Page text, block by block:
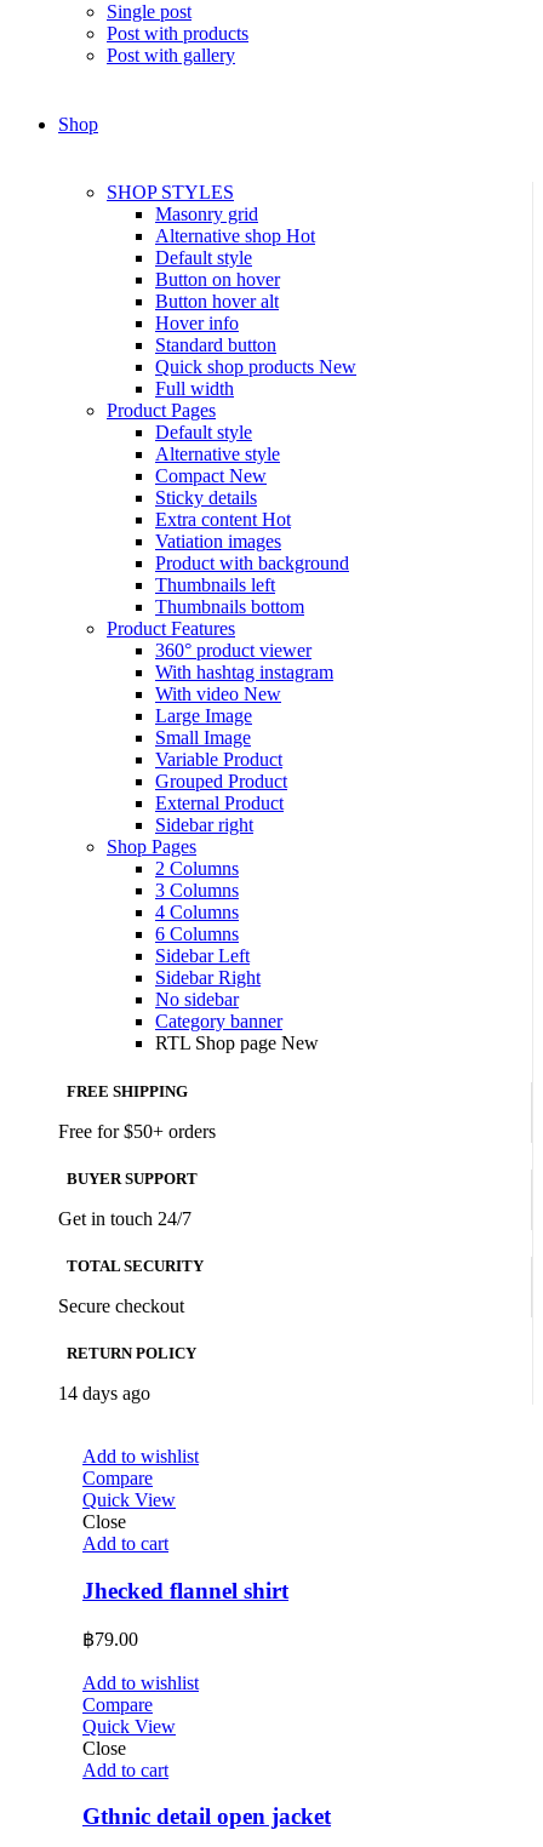
Single post
Post with products
Post with gallery
Shop
SHOP STYLES
Masonry grid
Alternative shop Hot
Default style
Button on hover
Button hover alt
Hover info
Standard button
Quick shop products New
Full width
Product Pages
Default style
Alternative style
Compact New
Sticky details
Extra content Hot
Vatiation images
Product with background
Thumbnails left
Thumbnails bottom
Product Features
360° product viewer
With hashtag instagram
With video New
Large Image
Small Image
Variable Product
Grouped Product
External Product
Sidebar right
Shop Pages
2 Columns
3 Columns
4 Columns
6 Columns
Sidebar Left
Sidebar Right
No sidebar
Category banner
RTL Shop page New
FREE SHIPPING
Free for $50+ orders
BUYER SUPPORT
Get in touch 24/7
TOTAL SECURITY
Secure checkout
RETURN POLICY
14 days ago
Add to wishlist
Compare
Quick View
Close
Add to cart
Jhecked flannel shirt
฿79.00
Add to wishlist
Compare
Quick View
Close
Add to cart
Gthnic detail open jacket